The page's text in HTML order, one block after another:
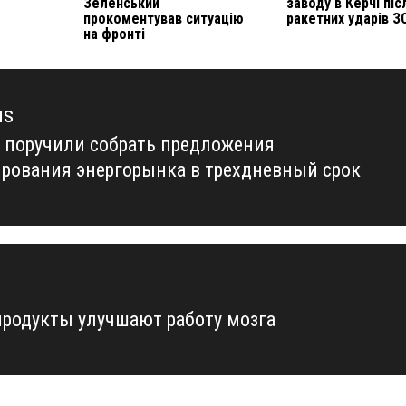
прокоментував ситуацію
на фронті
ракетних ударів
собрать предложения
энергорынка в трехдневный срок
улучшают работу мозга